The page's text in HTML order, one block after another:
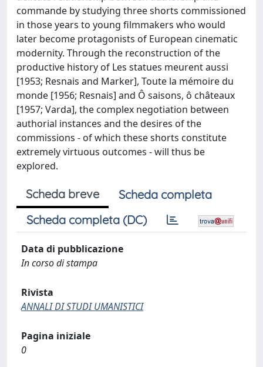
commande by studying three shorts commissioned
in those years to young filmmakers who would
later become protagonists of European cinematic
modernity. Through the reconstruction of the
productive history of Les statues meurent aussi
[1953; Resnais and Marker], Toute la mémoire du
monde [1956; Resnais] and Ô saisons, ô châteaux
[1957; Varda], the complex negotiation between
authorial instances and the desires of the
commissions - of which these shorts constitute
extremely virtuous outcomes - will thus be
explored.
Scheda breve
Scheda completa
Scheda completa (DC)
Data di pubblicazione
In corso di stampa
Rivista
ANNALI DI STUDI UMANISTICI
Pagina iniziale
0